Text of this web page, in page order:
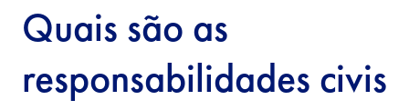
Quais são as
responsabilidades civis